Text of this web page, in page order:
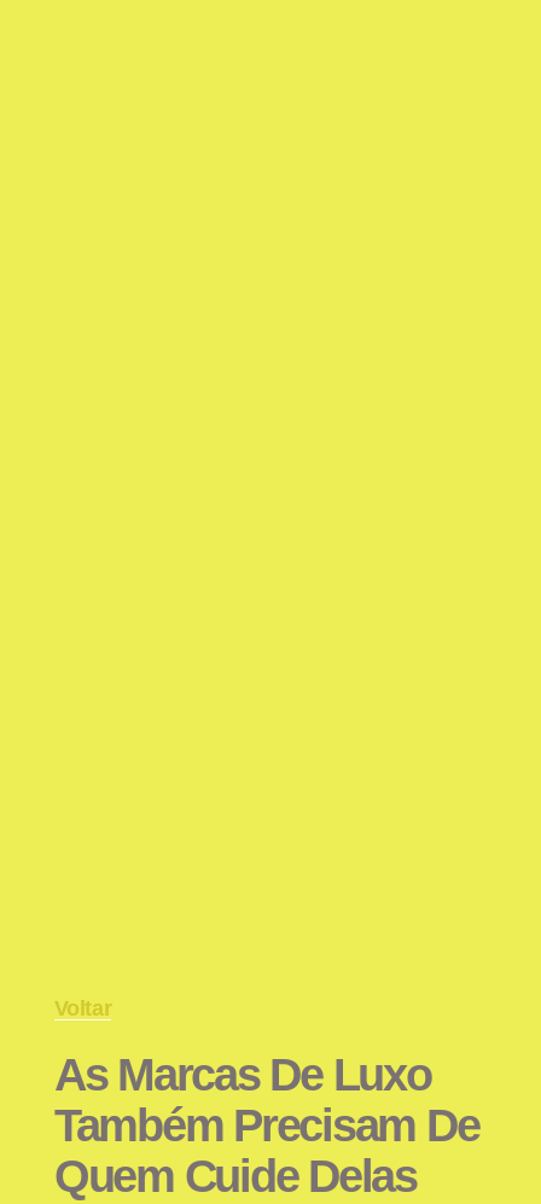
Voltar
As Marcas De Luxo
Também Precisam De
Quem Cuide Delas